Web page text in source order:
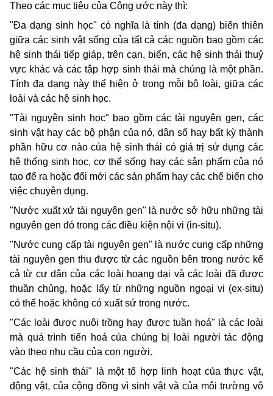
Theo các mục tiêu của Công ước này thì:
"Ða dạng sinh học" có nghĩa là tính (đa dạng) biến thiên
giữa các sinh vật sống của tất cả các nguồn bao gồm các
hệ sinh thái tiếp giáp, trên cạn, biển, các hệ sinh thái thuỷ
vực khác và các tập hợp sinh thái mà chúng là một phần.
Tính đa dạng này thể hiện ở trong mỗi bộ loài, giữa các
loài và các hệ sinh học.
"Tài nguyên sinh học" bao gồm các tài nguyên gen, các
sinh vật hay các bộ phận của nó, dân số hay bất kỳ thành
phần hữu cơ nào của hệ sinh thái có giá trị sử dụng các
hệ thống sinh học, cơ thể sống hay các sản phẩm của nó
tạo để ra hoặc đổi mới các sản phẩm hay các chế biến cho
việc chuyên dụng.
"Nước xuất xứ tài nguyên gen" là nước sở hữu những tài
nguyên gen đó trong các điều kiện nội vi (in-situ).
"Nước cung cấp tài nguyên gen" là nước cung cấp những
tài nguyên gen thu được từ các nguồn bên trong nước kể
cả từ cư dân của các loài hoang dại và các loài đã được
thuần chủng, hoặc lấy từ những nguồn ngoại vi (ex-situ)
có thể hoặc không có xuất sứ trong nước.
"Các loài được nuôi trồng hay được tuần hoá" là các loài
mà quá trình tiến hoá của chúng bị loài người tác động
vào theo nhu cầu của con người.
"Các hệ sinh thái" là một tổ hợp linh hoạt của thực vật,
động vật, của cộng đồng vì sinh vật và của môi trường vô